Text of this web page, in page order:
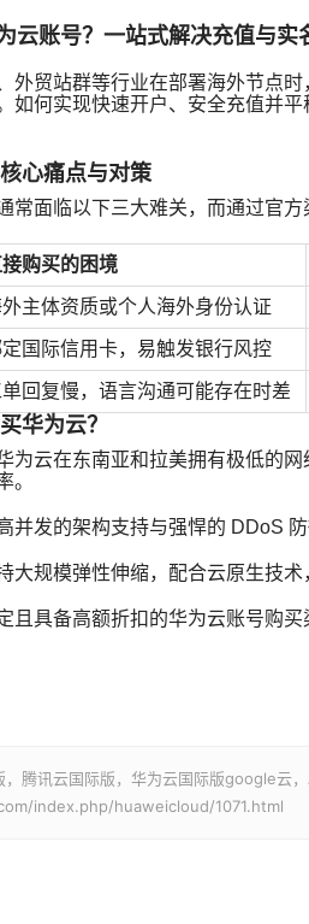
云账号？一站式解决充值与实
外贸站群等行业在部署海外节点
如何实现快速开户、安全充值并
心痛点与对策
常面临以下三大难关，而通过官方
购买的困境
主体资质或个人海外身份认证
国际信用卡，易触发银行风控
回复慢，语言沟通可能存在时差
华为云？
为云在东南亚和拉美拥有极低的
。
并发的架构支持与强悍的 DDoS
大规模弹性伸缩，配合云原生技
且具备高额折扣的华为云账号购
，腾讯云国际版，华为云国际版google云
index.php/huaweicloud/1071.html